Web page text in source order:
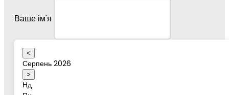
Ваше ім'я
<
Серпень 2026
>
Нд
Дата туру